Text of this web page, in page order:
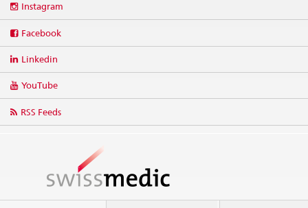
media
Instagram
Facebook
Linkedin
YouTube
RSS Feeds